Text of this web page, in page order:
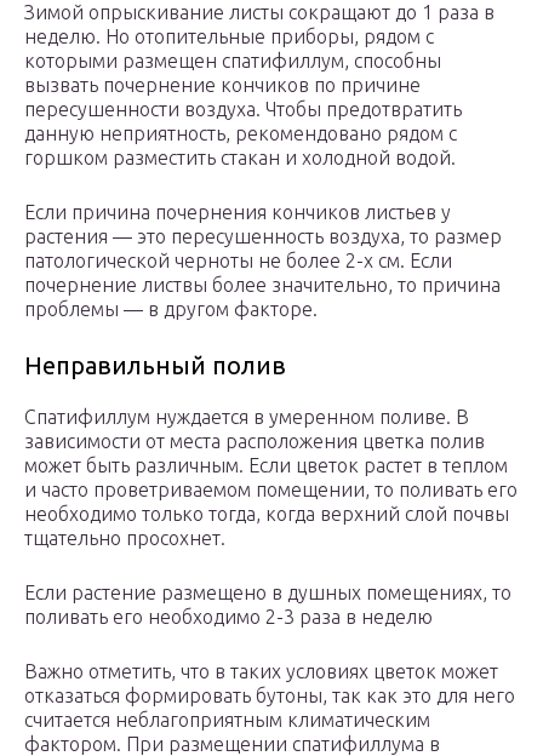
Зимой опрыскивание листы сокращают до 1 раза в
неделю. Но отопительные приборы, рядом с
которыми размещен спатифиллум, способны
вызвать почернение кончиков по причине
пересушенности воздуха. Чтобы предотвратить
данную неприятность, рекомендовано рядом с
горшком разместить стакан и холодной водой.
Если причина почернения кончиков листьев у
растения — это пересушенность воздуха, то размер
патологической черноты не более 2-х см. Если
почернение листвы более значительно, то причина
проблемы — в другом факторе.
Неправильный полив
Спатифиллум нуждается в умеренном поливе. В
зависимости от места расположения цветка полив
может быть различным. Если цветок растет в теплом
и часто проветриваемом помещении, то поливать его
необходимо только тогда, когда верхний слой почвы
тщательно просохнет.
Если растение размещено в душных помещениях, то
поливать его необходимо 2-3 раза в неделю
Важно отметить, что в таких условиях цветок может
отказаться формировать бутоны, так как это для него
считается неблагоприятным климатическим
фактором. При размещении спатифиллума в